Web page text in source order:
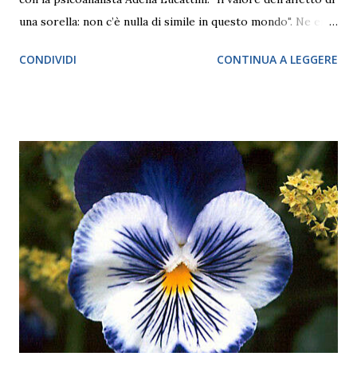
una sorella: non c’è nulla di simile in questo mondo". Ne era
Brontë e forse nessuno può essere in disaccordo. Crescere
quando si tratta di relazioni al femminile, quindi tra due o
più sorelle, con dinamiche differenti in base alla differenza
di età, possono innescarsi dei meccanismi delicati di
paragone, a volte di competizione. Il pretesto per
affrontare la sfera delle relazioni tra sorelle la offrono due
top model di punta del fashion system dei nostri giorni,
Bella e Gigi Hadid, 25 e quasi 27 anni. In particolare, la più
piccola delle bellissime indossat...
CONDIVIDI CONTINUA A LEGGERE